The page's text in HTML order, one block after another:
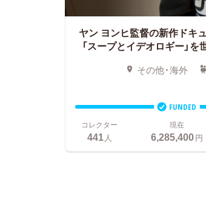
ヤン ヨンヒ監督の新作ドキ
「スープとイデオロギー」を
その他・海外
FUNDED
コレクター
441人
現在
6,285,400円